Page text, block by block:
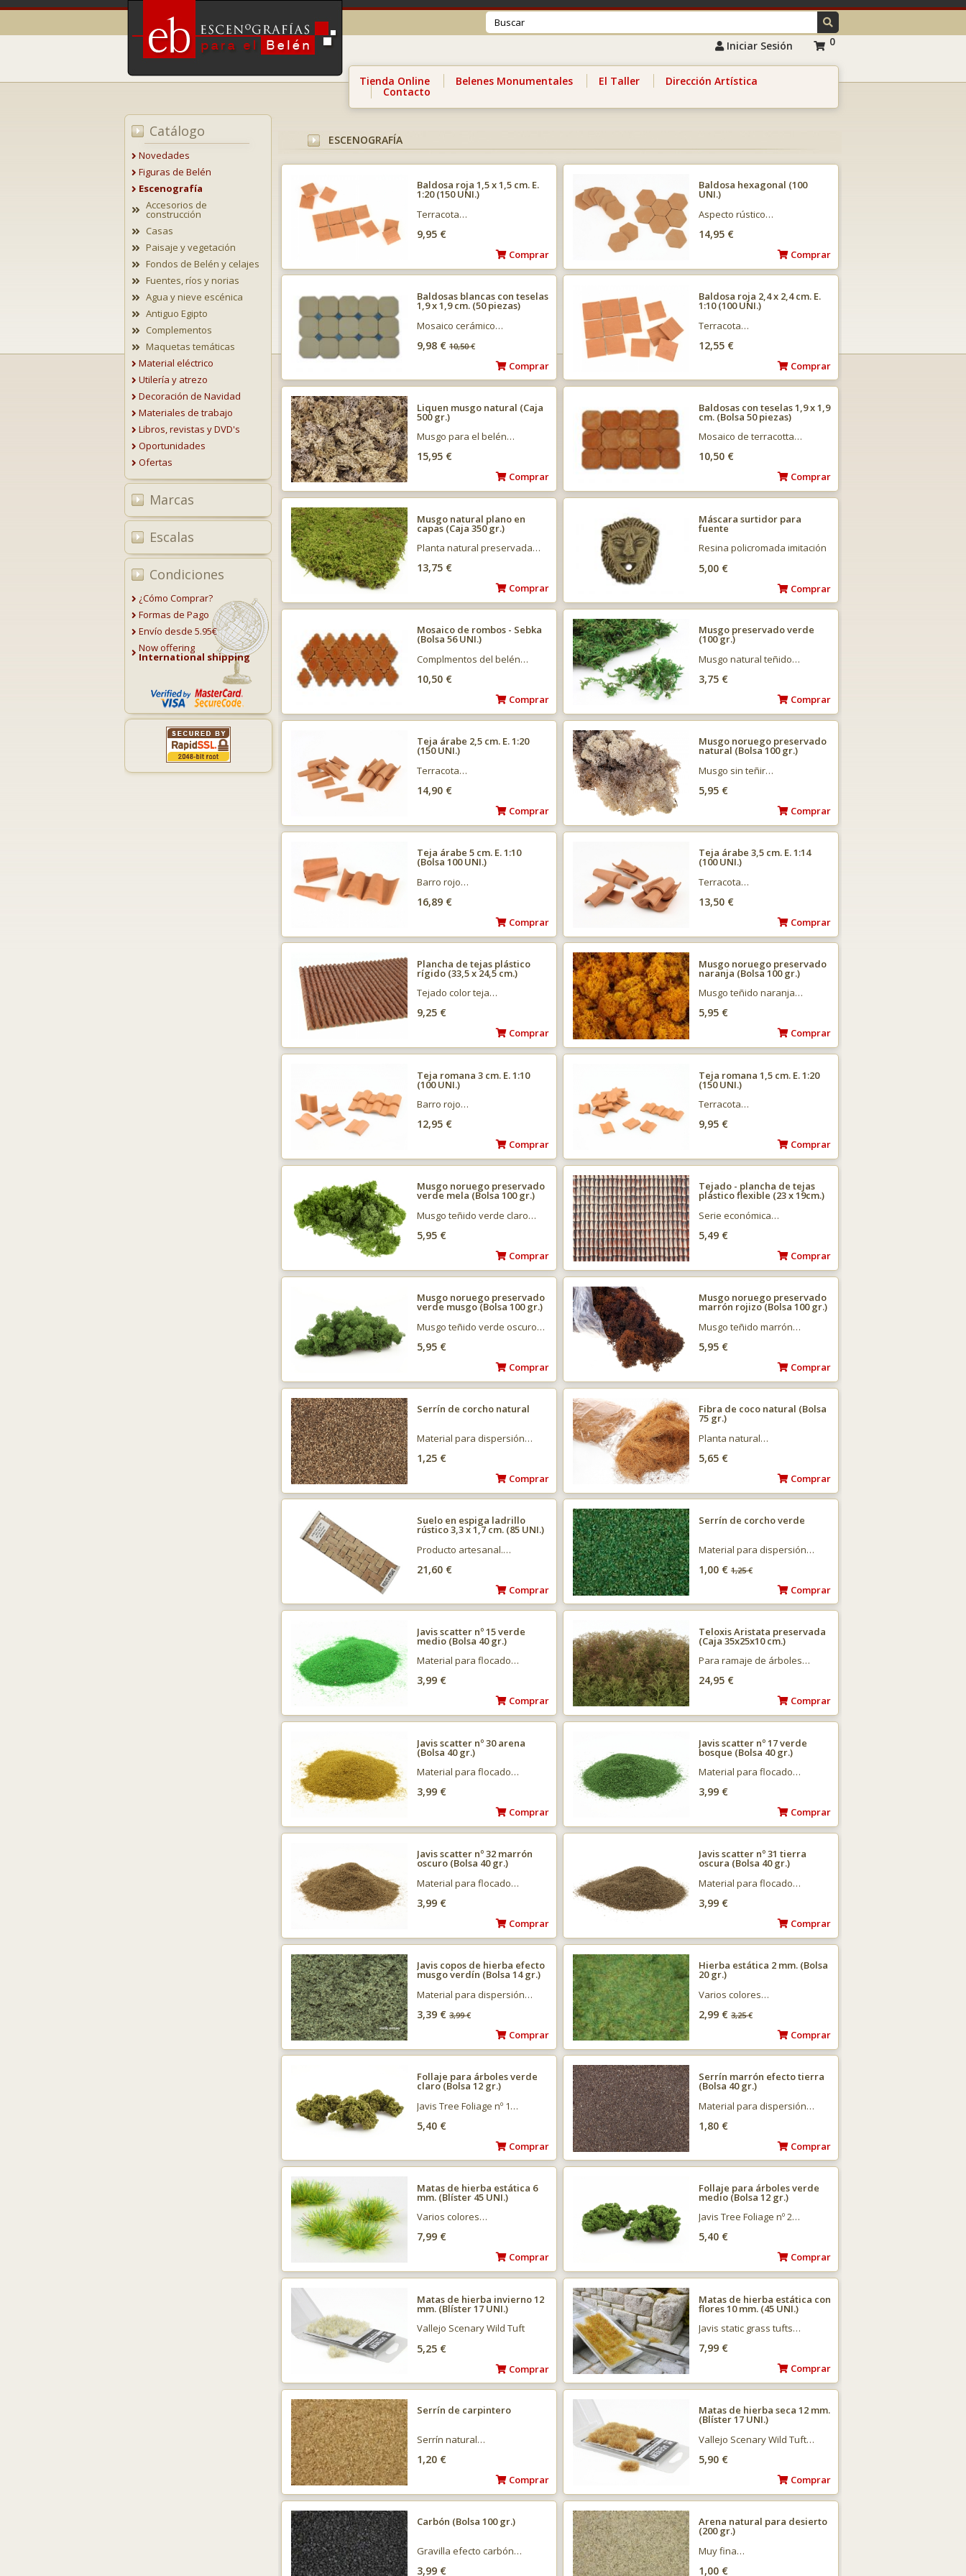
Iniciar Sesión 0
Tienda Online Belenes Monumentales El Taller Dirección Artística
Contacto
Catálogo
Novedades
Figuras de Belén
Escenografía
Accesorios de
construcción
Casas
Paisaje y vegetación
Fondos de Belén y celajes
Fuentes, ríos y norias
Agua y nieve escénica
Antiguo Egipto
Complementos
Maquetas temáticas
Material eléctrico
Utilería y atrezo
Decoración de Navidad
Materiales de trabajo
Libros, revistas y DVD's
Oportunidades
Ofertas
Marcas
Escalas
Condiciones
¿Cómo Comprar?
Formas de Pago
Envío desde 5.95€
Now offering
International shipping
ESCENOGRAFÍA
Baldosa hexagonal (100
UNI.)
Aspecto rústico…
14,95 €
Comprar
Baldosa roja 1,5 x 1,5 cm. E.
1:20 (150 UNI.)
Terracota…
9,95 €
Comprar
Baldosa roja 2,4 x 2,4 cm. E.
1:10 (100 UNI.)
Terracota…
12,55 €
Comprar
Baldosas blancas con teselas
1,9 x 1,9 cm. (50 piezas)
Mosaico cerámico…
9,98 € 10,50€
Comprar
Baldosas con teselas 1,9 x 1,9
cm. (Bolsa 50 piezas)
Mosaico de terracotta…
10,50 €
Comprar
Liquen musgo natural (Caja
500 gr.)
Musgo para el belén…
15,95 €
Comprar
Máscara surtidor para
fuente
Resina policromada imitación
5,00 €
Comprar
Musgo natural plano en
capas (Caja 350 gr.)
Planta natural preservada…
13,75 €
Comprar
Musgo preservado verde
(100 gr.)
Musgo natural teñido…
3,75 €
Comprar
Mosaico de rombos - Sebka
(Bolsa 56 UNI.)
Complmentos del belén…
10,50 €
Comprar
Musgo noruego preservado
natural (Bolsa 100 gr.)
Musgo sin teñir…
5,95 €
Comprar
Teja árabe 2,5 cm. E. 1:20
(150 UNI.)
Terracota…
14,90 €
Comprar
Teja árabe 3,5 cm. E. 1:14
(100 UNI.)
Terracota…
13,50 €
Comprar
Teja árabe 5 cm. E. 1:10
(Bolsa 100 UNI.)
Barro rojo…
16,89 €
Comprar
Musgo noruego preservado
naranja (Bolsa 100 gr.)
Musgo teñido naranja…
5,95 €
Comprar
Plancha de tejas plástico
rígido (33,5 x 24,5 cm.)
Tejado color teja…
9,25 €
Comprar
Teja romana 1,5 cm. E. 1:20
(150 UNI.)
Terracota…
9,95 €
Comprar
Teja romana 3 cm. E. 1:10
(100 UNI.)
Barro rojo…
12,95 €
Comprar
Tejado - plancha de tejas
plástico flexible (23 x 19cm.)
Serie económica…
5,49 €
Comprar
Musgo noruego preservado
verde mela (Bolsa 100 gr.)
Musgo teñido verde claro…
5,95 €
Comprar
Musgo noruego preservado
marrón rojizo (Bolsa 100 gr.)
Musgo teñido marrón…
5,95 €
Comprar
Musgo noruego preservado
verde musgo (Bolsa 100 gr.)
Musgo teñido verde oscuro…
5,95 €
Comprar
Fibra de coco natural (Bolsa
75 gr.)
Planta natural…
5,65 €
Comprar
Serrín de corcho natural
Material para dispersión…
1,25 €
Comprar
Serrín de corcho verde
Material para dispersión…
1,00 € 1,25€
Comprar
Suelo en espiga ladrillo
rústico 3,3 x 1,7 cm. (85 UNI.)
Producto artesanal.…
21,60 €
Comprar
Teloxis Aristata preservada
(Caja 35x25x10 cm.)
Para ramaje de árboles…
24,95 €
Comprar
Javis scatter nº 15 verde
medio (Bolsa 40 gr.)
Material para flocado…
3,99 €
Comprar
Javis scatter nº 17 verde
bosque (Bolsa 40 gr.)
Material para flocado…
3,99 €
Comprar
Javis scatter nº 30 arena
(Bolsa 40 gr.)
Material para flocado…
3,99 €
Comprar
Javis scatter nº 31 tierra
oscura (Bolsa 40 gr.)
Material para flocado…
3,99 €
Comprar
Javis scatter nº 32 marrón
oscuro (Bolsa 40 gr.)
Material para flocado…
3,99 €
Comprar
Hierba estática 2 mm. (Bolsa
20 gr.)
Varios colores…
2,99 € 3,25€
Comprar
Javis copos de hierba efecto
musgo verdín (Bolsa 14 gr.)
Material para dispersión…
3,39 € 3,99€
Comprar
Serrín marrón efecto tierra
(Bolsa 40 gr.)
Material para dispersión…
1,80 €
Comprar
Follaje para árboles verde
claro (Bolsa 12 gr.)
Javis Tree Foliage nº 1…
5,40 €
Comprar
Follaje para árboles verde
medio (Bolsa 12 gr.)
Javis Tree Foliage nº 2…
5,40 €
Comprar
Matas de hierba estática 6
mm. (Blíster 45 UNI.)
Varios colores…
7,99 €
Comprar
Matas de hierba estática con
flores 10 mm. (45 UNI.)
Javis static grass tufts…
7,99 €
Comprar
Matas de hierba invierno 12
mm. (Blíster 17 UNI.)
Vallejo Scenary Wild Tuft
5,25 €
Comprar
Matas de hierba seca 12 mm.
(Blíster 17 UNI.)
Vallejo Scenary Wild Tuft…
5,90 €
Comprar
Serrín de carpintero
Serrín natural…
1,20 €
Comprar
Arena natural para desierto
(200 gr.)
Muy fina…
1,00 €
Carbón (Bolsa 100 gr.)
Gravilla efecto carbón…
3,99 €